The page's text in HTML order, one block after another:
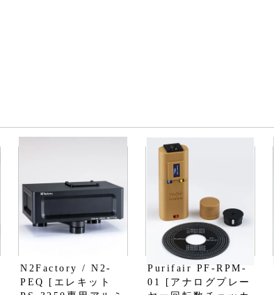
N2Factory / N2-
PEQ [エレキット
Purifair PF-RPM-
01 [アナログプレー